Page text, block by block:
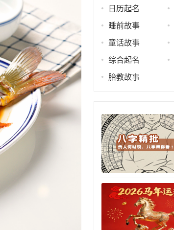
日历起名
睡前故事
童话故事
综合起名
胎教故事